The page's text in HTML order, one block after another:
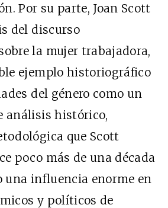
Por su parte, Joan Scott
del discurso
la mujer trabajadora,
ejemplo historiográfico
del género como un
análisis histórico,
que Scott
poco más de una década
una influencia enorme en
y políticos de